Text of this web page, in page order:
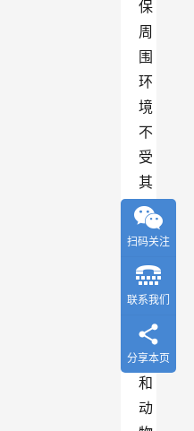
保
周
围
环
境
不
受
其
污
染
对
实
验
室
和
动
扫码关注
联系我们
分享本页